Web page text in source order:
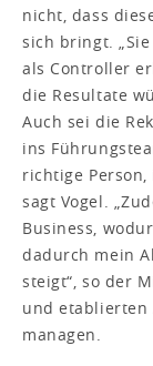
nicht, dass
sich bringt.
als Controller
die Resultate
Auch sei die
ins
richtige Person,
sagt Vogel.
Business,
dadurch mein
steigt“, so der
und etablierten
managen.